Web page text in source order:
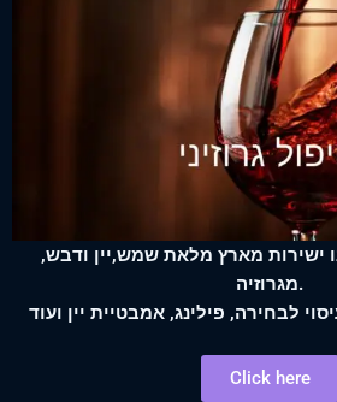
ישירות מארץ מלאת שמש,יין ודבש,
מגרוזיה.
לבחירה, פילינג, אמבטיית יין ועוד
Click here